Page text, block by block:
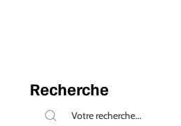
Recherche